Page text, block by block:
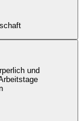
und